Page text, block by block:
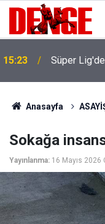
15:23 Süper Lig'de
Anasayfa
Sokağa
Yayınlanma: 16 Mayıs